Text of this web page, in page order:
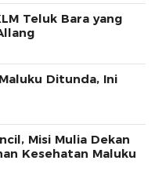
Teluk Bara yang
Ditunda, Ini
Misi Mulia Dekan
Kesehatan Maluku